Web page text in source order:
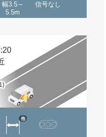
幅3.5～
5.5m
信号なし
他